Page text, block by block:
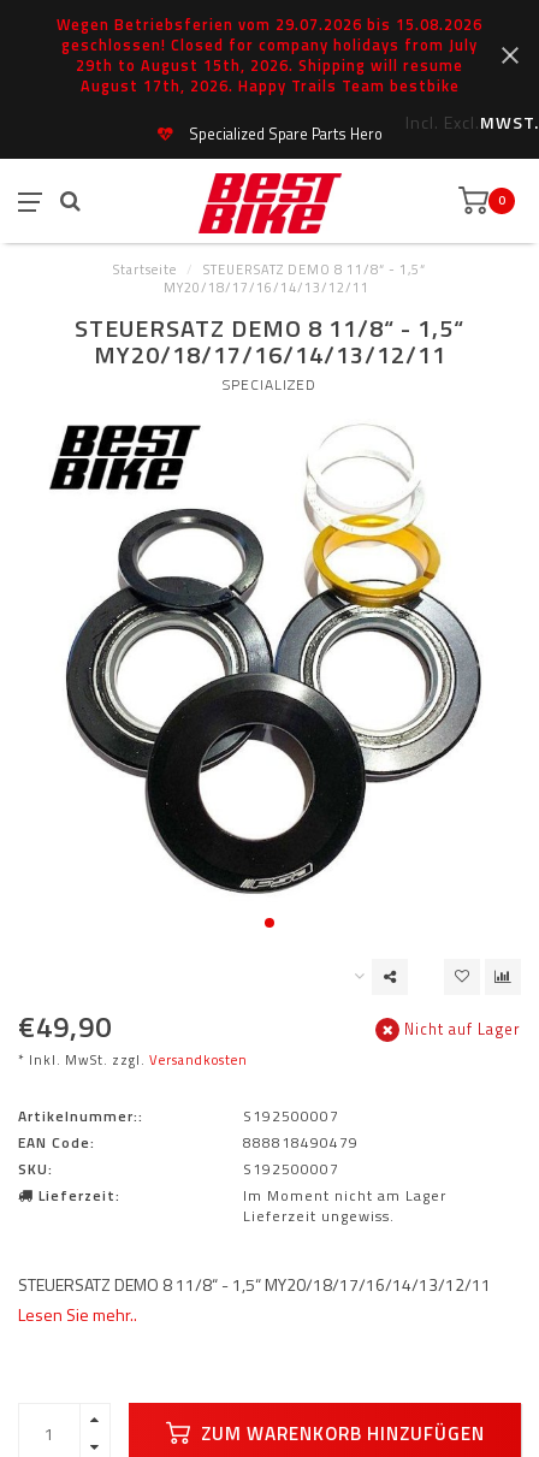
Wegen Betriebsferien vom 29.07.2026 bis 15.08.2026
geschlossen! Closed for company holidays from July
29th to August 15th, 2026. Shipping will resume
August 17th, 2026. Happy Trails Team bestbike
Incl. Excl.MWST.
Specialized Spare Parts Hero
0
Startseite /
STEUERSATZ DEMO 8 11/8“ - 1,5“
MY20/18/17/16/14/13/12/11
STEUERSATZ DEMO 8 11/8“ - 1,5“
MY20/18/17/16/14/13/12/11
SPECIALIZED
€49,90
* Inkl. MwSt. zzgl. Versandkosten
Nicht auf Lager
Artikelnummer::
S192500007
EAN Code:
888818490479
SKU:
S192500007
Lieferzeit:
Im Moment nicht am Lager
Lieferzeit ungewiss.
STEUERSATZ DEMO 8 11/8“ - 1,5“ MY20/18/17/16/14/13/12/11
Lesen Sie mehr..
ZUM WARENKORB HINZUFÜGEN